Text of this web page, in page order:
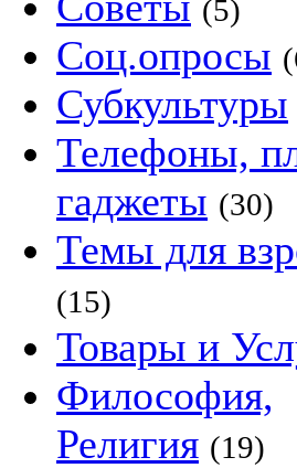
(5)
Соц.опросы
Субкультуры
Телефоны,
гаджеты (30)
Темы для
(15)
Товары и
Философия,
Религия (19)